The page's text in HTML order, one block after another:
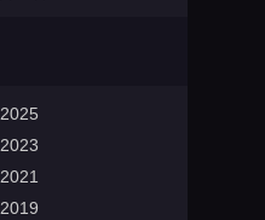
2025
2023
2021
2019